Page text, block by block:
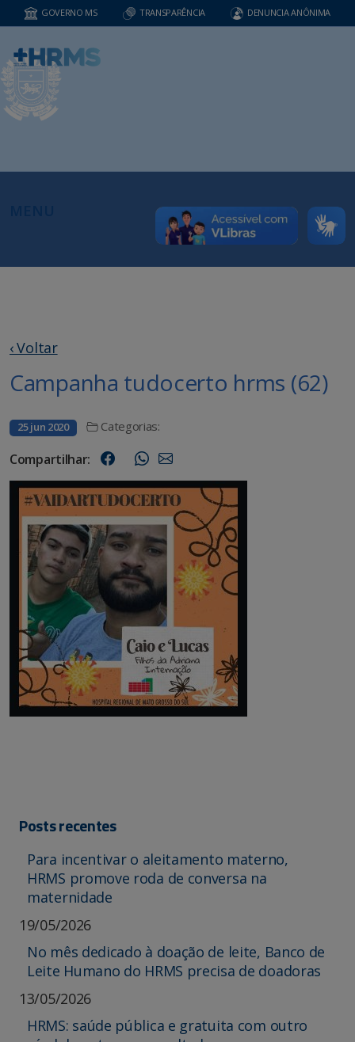
GOVERNO MS TRANSPARÊNCIA DENUNCIA ANÔNIMA
‹ Voltar
Campanha tudocerto hrms (62)
25 jun 2020 Categorias:
Compartilhar:
Posts recentes
Para incentivar o aleitamento materno,
HRMS promove roda de conversa na
maternidade
19/05/2026
No mês dedicado à doação de leite, Banco de
Leite Humano do HRMS precisa de doadoras
13/05/2026
HRMS: saúde pública e gratuita com outro